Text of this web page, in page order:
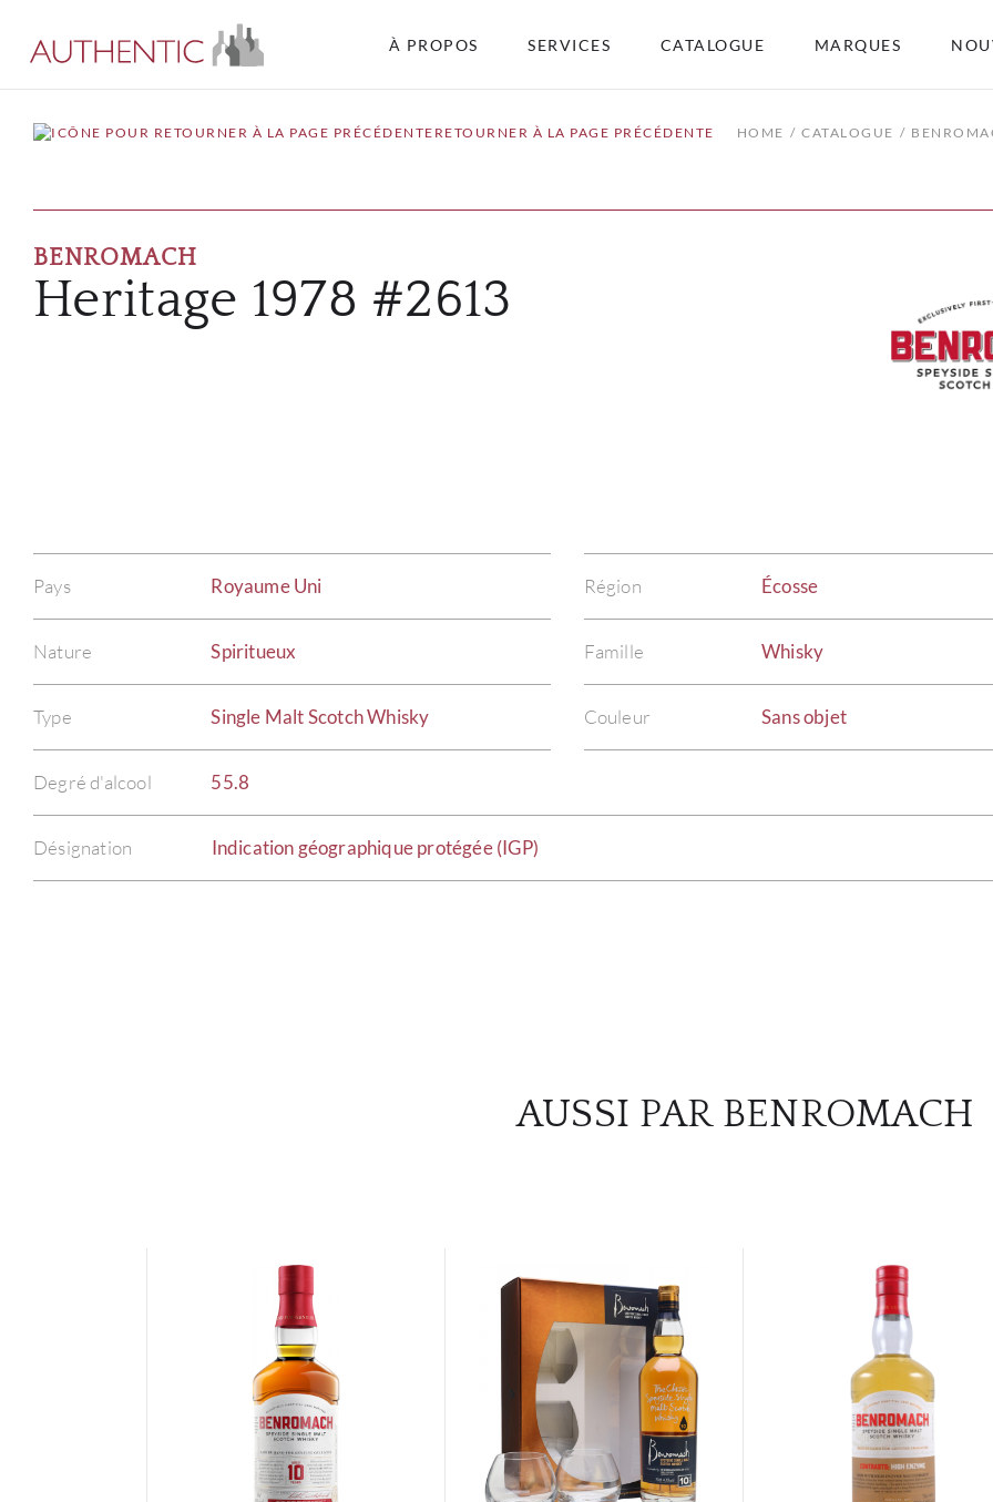
À PROPOS SERVICES CATALOGUE MARQUES
RETOURNER À LA PAGE PRÉCÉDENTE HOME CATALOGUE
BENROMACH
Heritage 1978 #2613
Pays Royaume Uni Région Écosse
Nature Spiritueux Famille Whisky
Type Single Malt Scotch Whisky Couleur Sans objet
Degré d'alcool 55.8
Désignation Indication géographique protégée (IGP)
AUSSI PAR BENROMACH